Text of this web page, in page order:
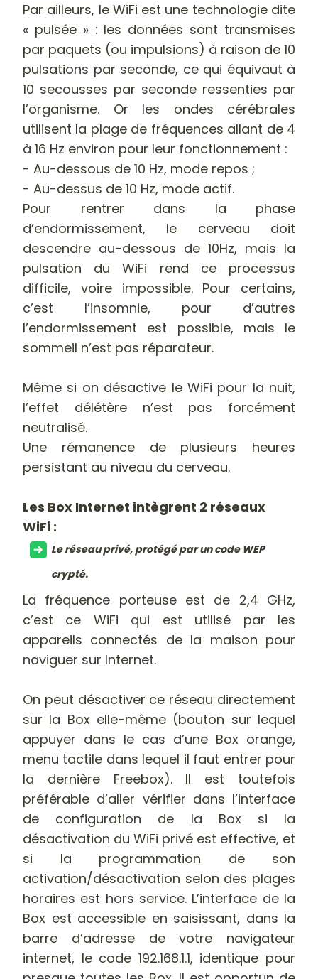
Par ailleurs, le WiFi est une technologie dite
« pulsée » : les données sont transmises
par paquets (ou impulsions) à raison de 10
pulsations par seconde, ce qui équivaut à
10 secousses par seconde ressenties par
l’organisme. Or les ondes cérébrales
utilisent la plage de fréquences allant de 4
à 16 Hz environ pour leur fonctionnement :
- Au-dessous de 10 Hz, mode repos ;
- Au-dessus de 10 Hz, mode actif.
Pour rentrer dans la phase
d’endormissement, le cerveau doit
descendre au-dessous de 10Hz, mais la
pulsation du WiFi rend ce processus
difficile, voire impossible. Pour certains,
c’est l’insomnie, pour d’autres
l’endormissement est possible, mais le
sommeil n’est pas réparateur.
Même si on désactive le WiFi pour la nuit,
l’effet délétère n’est pas forcément
neutralisé.
Une rémanence de plusieurs heures
persistant au niveau du cerveau.
Les Box Internet intègrent 2 réseaux
WiFi :
Le réseau privé, protégé par un code WEP
crypté.
La fréquence porteuse est de 2,4 GHz,
c’est ce WiFi qui est utilisé par les
appareils connectés de la maison pour
naviguer sur Internet.
On peut désactiver ce réseau directement
sur la Box elle-même (bouton sur lequel
appuyer dans le cas d’une Box orange,
menu tactile dans lequel il faut entrer pour
la dernière Freebox). Il est toutefois
préférable d’aller vérifier dans l’interface
de configuration de la Box si la
désactivation du WiFi privé est effective, et
si la programmation de son
activation/désactivation selon des plages
horaires est hors service. L’interface de la
Box est accessible en saisissant, dans la
barre d’adresse de votre navigateur
internet, le code 192.168.1.1, identique pour